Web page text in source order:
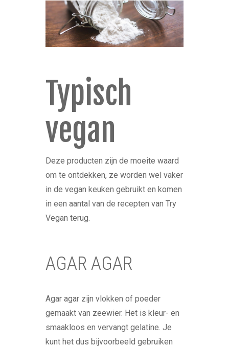
Typisch
vegan
Deze producten zijn de moeite waard
om te ontdekken, ze worden wel vaker
in de vegan keuken gebruikt en komen
in een aantal van de recepten van Try
Vegan terug.
AGAR AGAR
Agar agar zijn vlokken of poeder
gemaakt van zeewier. Het is kleur- en
smaakloos en vervangt gelatine. Je
kunt het dus bijvoorbeeld gebruiken